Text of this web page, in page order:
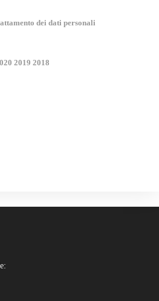
dei dati personali
2019 2018